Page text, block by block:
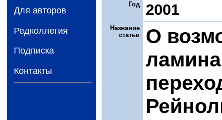
Для авторов
Редколлегия
Подписка
Контакты
Год
2001
Название
статьи
О